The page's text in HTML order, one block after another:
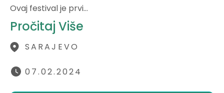
Ovaj festival je prvi…
Pročitaj Više
SARAJEVO
07.02.2024